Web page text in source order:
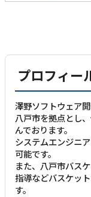
プロフィー
澤野ソフトウェア
八戸市を拠点とし
んでおります。
システムエンジニ
可能です。
また、八戸市バス
指導などバスケッ
す。